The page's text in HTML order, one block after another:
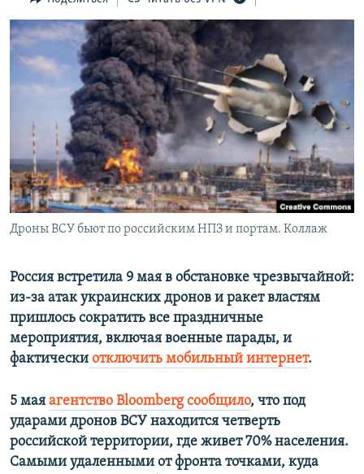
поиску
ТЕЛЕПРОЕКТ КРЫМ.РЕАЛИИ
СОВЕТЫ ПРАВОЗАЩИТНИКОВ
ПРОПАВШИЕ БЕЗ ВЕСТИ
ПОБЕДИТЕЛЕЙ НЕ СУДЯТ?
КРЫМ.НЕПОКОРЕННЫЙ
ELIFBE
УКРАИНСКАЯ ПРОБЛЕМА КРЫМА
Українською
Qırımtatar
ПРИСОЕДИНЯЙТЕСЬ!
Все сайты RFE/RL
Дроны ВСУ бьют по российским НПЗ и портам. Коллаж
Россия встретила 9 мая в обстановке чрезвычайной:
из-за атак украинских дронов и ракет властям
пришлось сократить все праздничные
мероприятия, включая военные парады, и
фактически отключить мобильный интернет.
5 мая агентство Bloomberg сообщило, что под
ударами дронов ВСУ находится четверть
российской территории, где живет 70% населения.
Самыми удаленными от фронта точками, куда